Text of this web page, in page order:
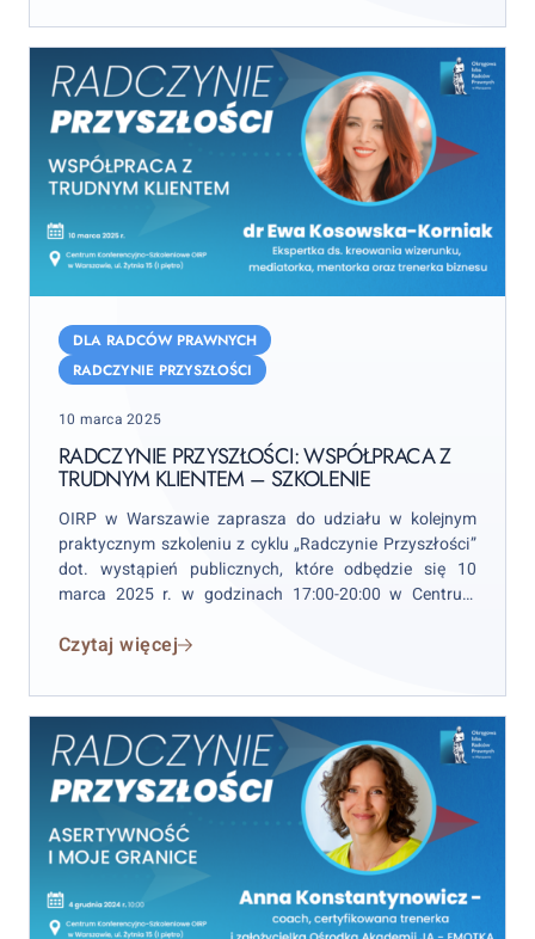
szklany
sufit
maja
2025
Przyszłości:
Współpraca
trudnym
klientem
SZKOLENIE
DLA RADCÓW PRAWNYCH
RADCZYNIE PRZYSZŁOŚCI
Posted
10 marca 2025
RADCZYNIE PRZYSZŁOŚCI: WSPÓŁPRACA Z
TRUDNYM KLIENTEM – SZKOLENIE
OIRP w Warszawie zaprasza do udziału w kolejnym
praktycznym szkoleniu z cyklu „Radczynie Przyszłości”
dot. wystąpień publicznych, które odbędzie się 10
marca 2025 r. w godzinach 17:00-20:00 w Centrum
ul. Żytniej 15 (I piętro, Sala 01).
Czytaj więcej